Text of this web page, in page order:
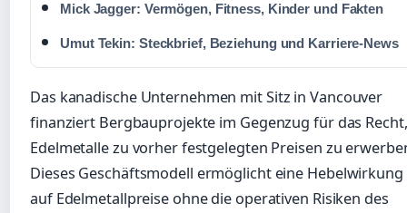
Mick Jagger: Vermögen, Fitness, Kinder und Fakten
Umut Tekin: Steckbrief, Beziehung und Karriere-News
Das kanadische Unternehmen mit Sitz in Vancouver
finanziert Bergbauprojekte im Gegenzug für das Recht,
Edelmetalle zu vorher festgelegten Preisen zu
Dieses Geschäftsmodell ermöglicht eine Hebelwirkung
auf Edelmetallpreise ohne die operativen Risiken des